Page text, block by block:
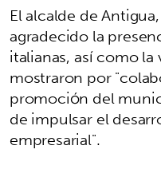
El alcalde de
agradecido la
italianas, así como
mostraron por
promoción del
de impulsar el
empresarial".